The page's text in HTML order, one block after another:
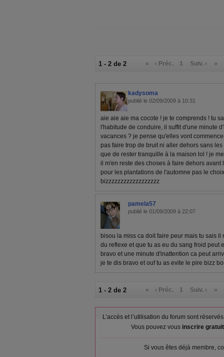
1 - 2 de 2 « ‹ Préc. 1 Suiv. › »
kadysoma
publié le 02/09/2009 à 10:31
aie aie aie ma cocote ! je te comprends ! tu
l'habitude de conduire, il suffit d'une minute
vacances ? je pense qu'elles vont
pas faire trop de bruit ni aller dehors sans
que de rester tranquille à la maison lol ! je
il m'en reste des choses à faire dehors avant
pour les plantations de l'automne pas le
bizzzzzzzzzzzzzzzzzz
pamela57
publié le 01/09/2009 à 22:07
bisou la miss ca doit faire peur mais tu sais
du reflexe et que tu as eu du sang froid peut
bravo et une minute d'inattention ca peut
je te dis bravo et ouf tu as evite le pire bizz
1 - 2 de 2 « ‹ Préc. 1 Suiv. › »
L’accès et l’utilisation du forum sont
Vous pouvez vous inscrire
Si vous êtes déjà membre,